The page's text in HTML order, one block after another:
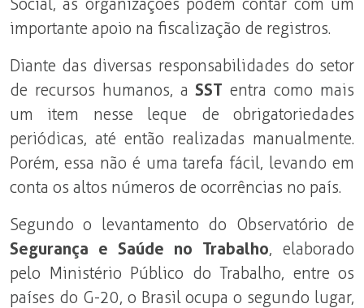
Social, as organizações podem contar com um
importante apoio na fiscalização de registros.
Diante das diversas responsabilidades do setor
de recursos humanos, aSST entra como mais
um item nesse leque de obrigatoriedades
periódicas, até então realizadas manualmente.
Porém, essa não é uma tarefa fácil, levando em
conta os altos números de ocorrências no país.
Segundo o levantamento do Observatório de
Segurança e Saúde no Trabalho, elaborado
pelo Ministério Público do Trabalho, entre os
países do G-20, o Brasil ocupa o segundo lugar,